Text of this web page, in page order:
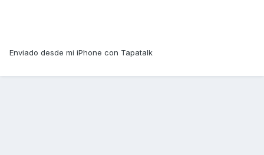
Enviado desde mi iPhone con Tapatalk